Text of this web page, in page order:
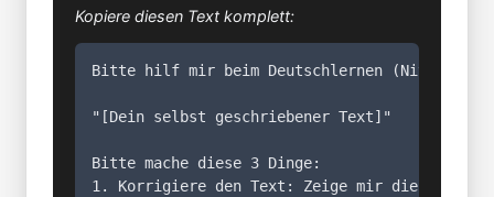
Kopiere diesen Text komplett:
Bitte hilf mir beim Deutschlernen (Niveau
"[Dein selbst geschriebener Text]"
Bitte mache diese 3 Dinge:
1. Korrigiere den Text: Zeige mir die